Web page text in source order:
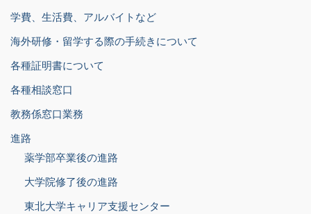
学費、生活費、アルバイトなど
海外研修・留学する際の手続きについて
各種証明書について
各種相談窓口
教務係窓口業務
進路
薬学部卒業後の進路
大学院修了後の進路
東北大学キャリア支援センター